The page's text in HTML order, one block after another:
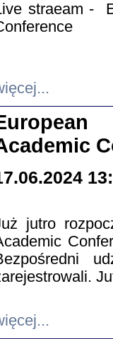
straeam -
jutro